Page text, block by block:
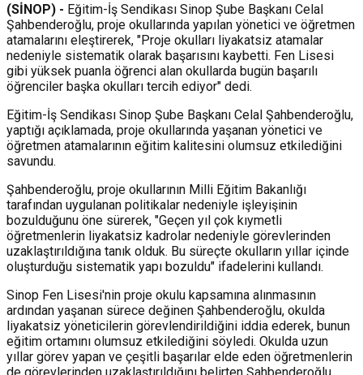
(SİNOP) - Eğitim-İş Sendikası Sinop Şube Başkanı Celal
Şahbenderoğlu, proje okullarında yapılan yönetici ve öğretmen
atamalarını eleştirerek, "Proje okulları liyakatsiz atamalar
nedeniyle sistematik olarak başarısını kaybetti. Fen Lisesi
gibi yüksek puanla öğrenci alan okullarda bugün başarılı
öğrenciler başka okulları tercih ediyor" dedi.
Eğitim-İş Sendikası Sinop Şube Başkanı Celal Şahbenderoğlu,
yaptığı açıklamada, proje okullarında yaşanan yönetici ve
öğretmen atamalarının eğitim kalitesini olumsuz etkilediğini
savundu.
Şahbenderoğlu, proje okullarının Milli Eğitim Bakanlığı
tarafından uygulanan politikalar nedeniyle işleyişinin
bozulduğunu öne sürerek, "Geçen yıl çok kıymetli
öğretmenlerin liyakatsiz kadrolar nedeniyle görevlerinden
uzaklaştırıldığına tanık olduk. Bu süreçte okulların yıllar içinde
oluşturduğu sistematik yapı bozuldu" ifadelerini kullandı.
Sinop Fen Lisesi'nin proje okulu kapsamına alınmasının
ardından yaşanan sürece değinen Şahbenderoğlu, okulda
liyakatsiz yöneticilerin görevlendirildiğini iddia ederek, bunun
eğitim ortamını olumsuz etkilediğini söyledi. Okulda uzun
yıllar görev yapan ve çeşitli başarılar elde eden öğretmenlerin
de görevlerinden uzaklaştırıldığını belirten Şahbenderoğlu,